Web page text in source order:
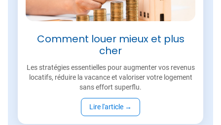
Comment louer mieux et plus
cher
Les stratégies essentielles pour augmenter vos revenus
locatifs, réduire la vacance et valoriser votre logement
sans effort superflu.
Lire l'article →